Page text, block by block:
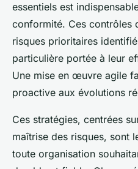
essentiels est
conformité. Ces contrôles
risques prioritaires
particulière portée à leur
Une mise en œuvre agile
proactive aux évolutions
Ces stratégies, centrées
maîtrise des risques, sont
toute organisation